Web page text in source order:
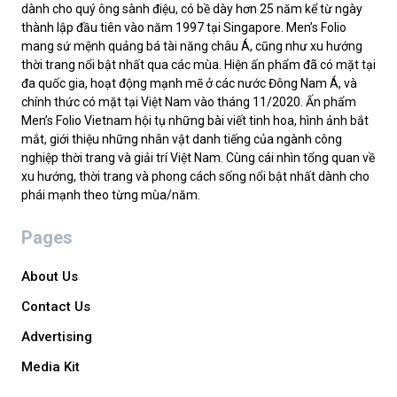
dành cho quý ông sành điệu, có bề dày hơn 25 năm kể từ ngày
thành lập đầu tiên vào năm 1997 tại Singapore. Men’s Folio
mang sứ mệnh quảng bá tài năng châu Á, cũng như xu hướng
thời trang nổi bật nhất qua các mùa. Hiện ấn phẩm đã có mặt tại
đa quốc gia, hoạt động mạnh mẽ ở các nước Đông Nam Á, và
chính thức có mặt tại Việt Nam vào tháng 11/2020. Ấn phẩm
Men’s Folio Vietnam hội tụ những bài viết tinh hoa, hình ảnh bắt
mắt, giới thiệu những nhân vật danh tiếng của ngành công
nghiệp thời trang và giải trí Việt Nam. Cùng cái nhìn tổng quan về
xu hướng, thời trang và phong cách sống nổi bật nhất dành cho
phái mạnh theo từng mùa/năm.
Pages
About Us
Contact Us
Advertising
Media Kit